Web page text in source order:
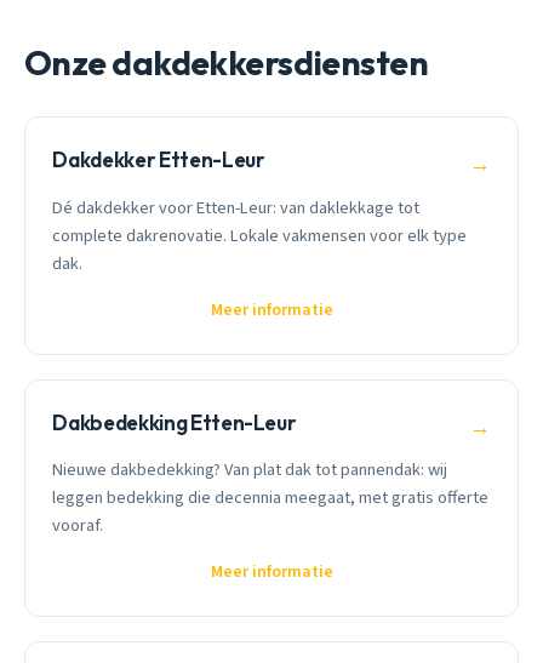
Onze dakdekkersdiensten
Dakdekker Etten-Leur →
Dé dakdekker voor Etten-Leur: van daklekkage tot
complete dakrenovatie. Lokale vakmensen voor elk type
dak.
Meer informatie
Dakbedekking Etten-Leur →
Nieuwe dakbedekking? Van plat dak tot pannendak: wij
leggen bedekking die decennia meegaat, met gratis offerte
vooraf.
Meer informatie